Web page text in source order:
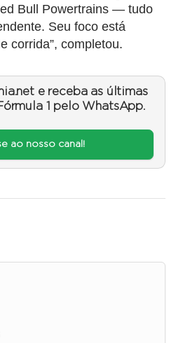
Bull Powertrains — tudo
Seu foco está
corrida”, completou.
e receba as últimas
1 pelo WhatsApp.
ao nosso canal!